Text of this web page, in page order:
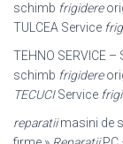
schimb frigidere
TULCEA Service
TEHNO SERVICE –
schimb frigidere
TECUCIService
reparatiimasini de